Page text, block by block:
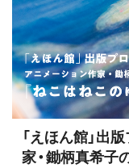
「えほん館」出
家・鋤柄真希子